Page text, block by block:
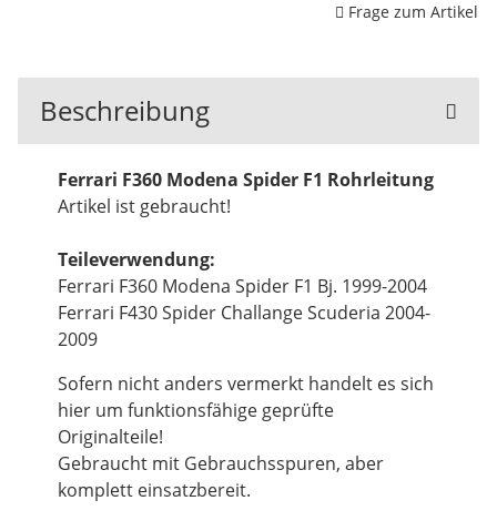
Frage zum Artikel
Beschreibung
Ferrari F360 Modena Spider F1 Rohrleitung
Artikel ist gebraucht!
Teileverwendung:
Ferrari F360 Modena Spider F1 Bj. 1999-2004
Ferrari F430 Spider Challange Scuderia 2004-
2009
Sofern nicht anders vermerkt handelt es sich
hier um funktionsfähige geprüfte
Originalteile!
Gebraucht mit Gebrauchsspuren, aber
komplett einsatzbereit.